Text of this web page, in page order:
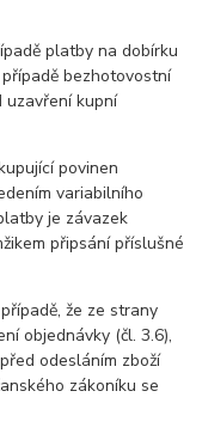
platby na dobírku
bezhotovostní
kupní
povinen
variabilního
je závazek
připsání příslušné
že ze strany
objednávky (čl. 3.6),
odesláním zboží
zákoníku se